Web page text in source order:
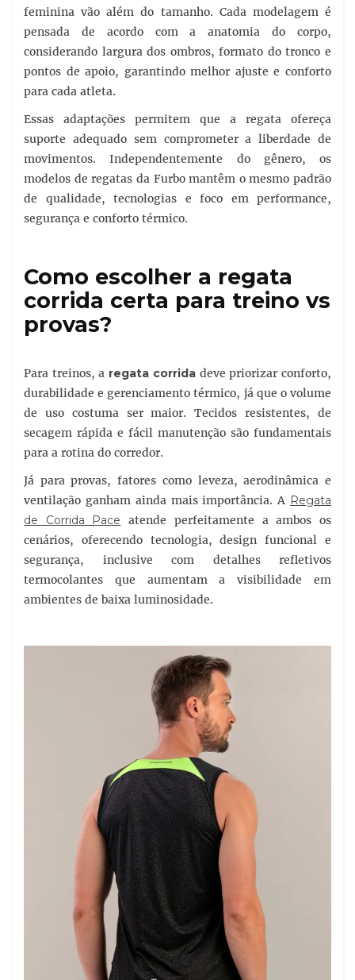
feminina vão além do tamanho. Cada modelagem é
pensada de acordo com a anatomia do corpo,
considerando largura dos ombros, formato do tronco e
pontos de apoio, garantindo melhor ajuste e conforto
para cada atleta.
Essas adaptações permitem que a regata ofereça
suporte adequado sem comprometer a liberdade de
movimentos. Independentemente do gênero, os
modelos de regatas da Furbo mantêm o mesmo padrão
de qualidade, tecnologias e foco em performance,
segurança e conforto térmico.
Como escolher a regata
corrida certa para treino vs
provas?
Para treinos, a regata corridadeve priorizar conforto,
durabilidade e gerenciamento térmico, já que o volume
de uso costuma ser maior. Tecidos resistentes, de
secagem rápida e fácil manutenção são fundamentais
para a rotina do corredor.
Já para provas, fatores como leveza, aerodinâmica e
ventilação ganham ainda mais importância. A Regata
de Corrida Pace atende perfeitamente a ambos os
cenários, oferecendo tecnologia, design funcional e
segurança, inclusive com detalhes refletivos
termocolantes que aumentam a visibilidade em
ambientes de baixa luminosidade.